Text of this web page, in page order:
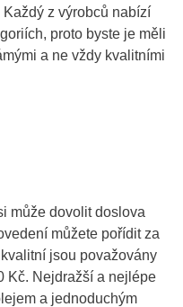
z výrobců nabízí
proto byste je měli
a ne vždy kvalitními
může dovolit doslova
můžete pořídit za
jsou považovány
Kč. Nejdražší a nejlépe
a jednoduchým